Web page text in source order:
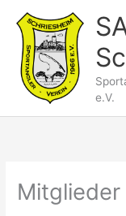
Inhalt
springen
e.V.